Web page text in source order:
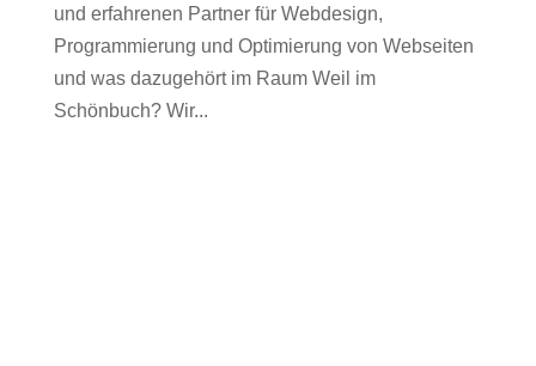
und erfahrenen Partner für Webdesign,
Programmierung und Optimierung von Webseiten
und was dazugehört im Raum Weil im
Schönbuch? Wir...